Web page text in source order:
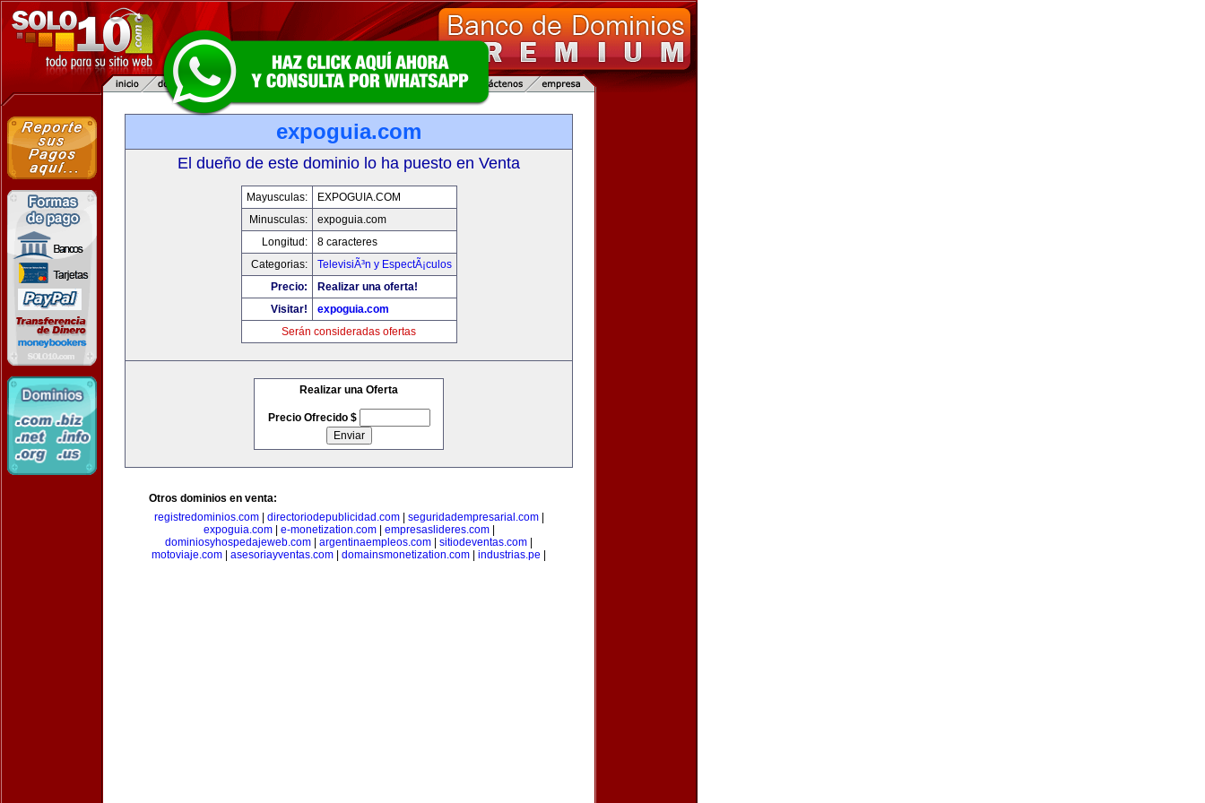
expoguia.com
El dueño de este dominio lo ha puesto en Venta
Mayusculas:
EXPOGUIA.COM
Minusculas:
expoguia.com
Longitud:
8 caracteres
Categorias:
TelevisiÃ³n y EspectÃ¡culos
Precio:
Realizar una oferta!
Visitar!
expoguia.com
Serán consideradas ofertas
Realizar una Oferta
Precio Ofrecido $
Otros dominios en venta:
registredominios.com| directoriodepublicidad.com| seguridadempresarial.com|
expoguia.com| e-monetization.com| empresaslideres.com|
dominiosyhospedajeweb.com
argentinaempleos.com sitiodeventas.com
motoviaje.com
asesoriayventas.com domainsmonetization.com industrias.pe